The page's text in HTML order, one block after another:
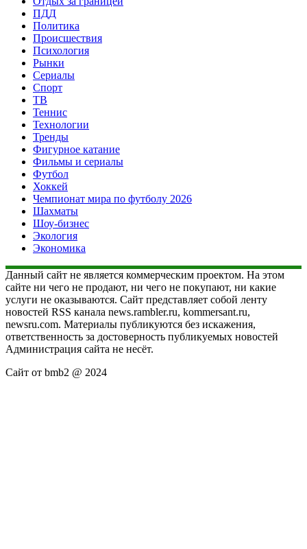
ПДД
Политика
Происшествия
Психология
Рынки
Сериалы
Спорт
ТВ
Теннис
Технологии
Тренды
Фигурное катание
Фильмы и сериалы
Футбол
Хоккей
Чемпионат мира по футболу 2026
Шахматы
Шоу-бизнес
Экология
Экономика
Данный сайт не является коммерческим проектом. На этом
сайте ни чего не продают, ни чего не покупают, ни какие
услуги не оказываются. Сайт представляет собой ленту
новостей RSS канала news.rambler.ru, kommersant.ru,
newsru.com. Материалы публикуются без искажения,
ответственность за достоверность публикуемых новостей
Администрация сайта не несёт.
Сайт от bmb2 @ 2024